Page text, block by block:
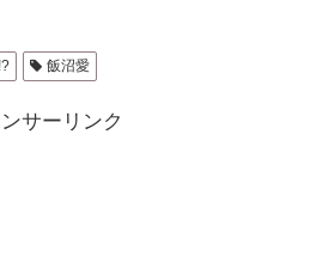
飯沼愛
サーリンク